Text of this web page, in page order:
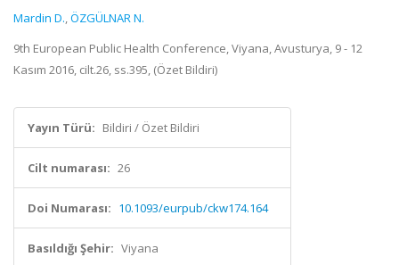
Mardin D.,ÖZGÜLNAR N.
9th European Public Health Conference, Viyana, Avusturya, 9 - 12
Kasım 2016, cilt.26, ss.395, (Özet Bildiri)
Yayın Türü: Bildiri / Özet Bildiri
Cilt numarası: 26
Doi Numarası: 10.1093/eurpub/ckw174.164
Basıldığı Şehir: Viyana